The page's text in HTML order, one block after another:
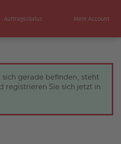
Auftragsstatus Mein Account
sich gerade befinden, steht
registrieren Sie sich jetzt in